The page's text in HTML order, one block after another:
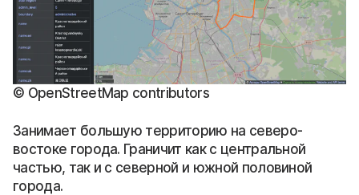
© OpenStreetMap contributors
Занимает большую территорию на северо-
востоке города. Граничит как с центральной
частью, так и с северной и южной половиной
города.